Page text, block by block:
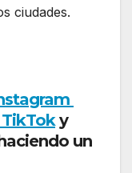
ciudades.
gram
TikToky
un